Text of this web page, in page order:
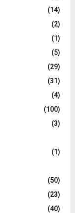
(14)
(2)
(1)
(5)
(29)
(31)
(4)
(100)
(3)
(1)
(50)
(23)
(40)